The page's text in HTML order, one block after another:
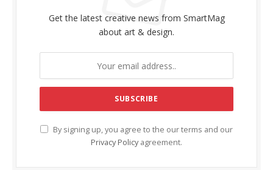
Get the latest creative news from SmartMag
about art & design.
By signing up, you agree to the our terms and our
Privacy Policy agreement.